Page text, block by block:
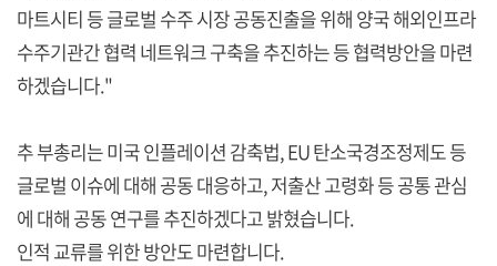
마트시티 등 글로벌 수주 시장 공동진출을 위해 양국 해외인프라
수주기관간 협력 네트워크 구축을 추진하는 등 협력방안을 마련
하겠습니다."
추 부총리는 미국 인플레이션 감축법, EU 탄소국경조정제도 등
글로벌 이슈에 대해 공동 대응하고, 저출산 고령화 등 공통 관심
에 대해 공동 연구를 추진하겠다고 밝혔습니다.
인적 교류를 위한 방안도 마련합니다.